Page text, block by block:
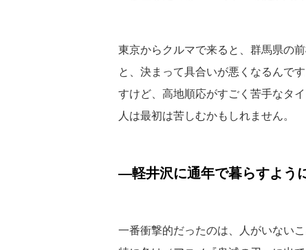
東京からクルマで来ると、群馬県の
と、決まって具合いが悪くなるんで
すけど、高地順応がすごく苦手なタ
人は最初は苦しむかもしれません。
—軽井沢に通年で暮らすよう
一番衝撃的だったのは、人がいない